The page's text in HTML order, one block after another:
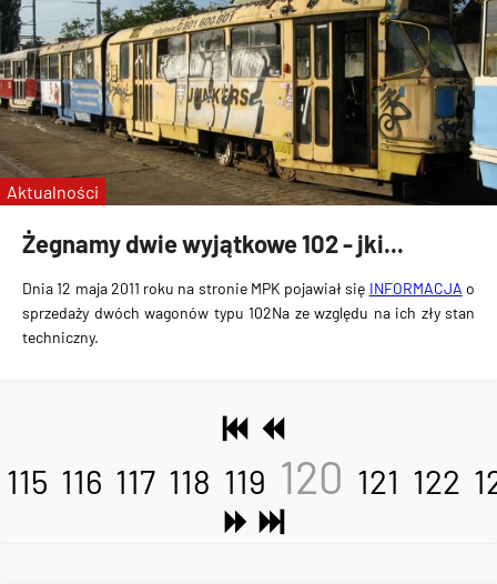
Żegnamy dwie wyjątkowe 102 - jki...
Dnia 12 maja 2011 roku na stronie MPK pojawiał się INFORMACJA o
sprzedaży dwóch wagonów typu 102Na ze względu na ich zły stan
techniczny.
Aktualności
115 116 117 118 119 120 121 122